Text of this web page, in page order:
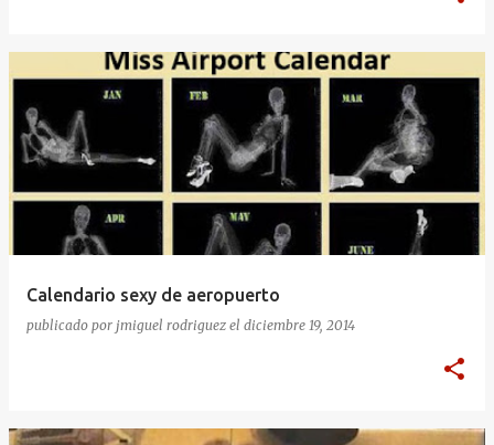
Calendario sexy de aeropuerto
publicado por jmiguel rodriguez el diciembre 19, 2014